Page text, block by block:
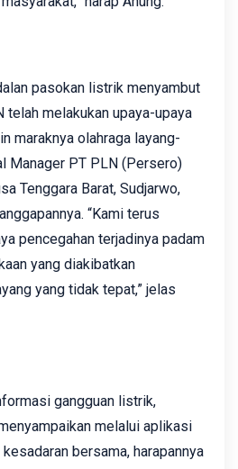
pasokan listrik menyambut
telah melakukan upaya-upaya
maraknya olahraga layang-
Manager PT PLN (Persero)
Tenggara Barat, Sudjarwo,
“Kami terus
pencegahan terjadinya padam
yang diakibatkan
yang tidak tepat,” jelas
gangguan listrik,
melalui aplikasi
bersama, harapannya